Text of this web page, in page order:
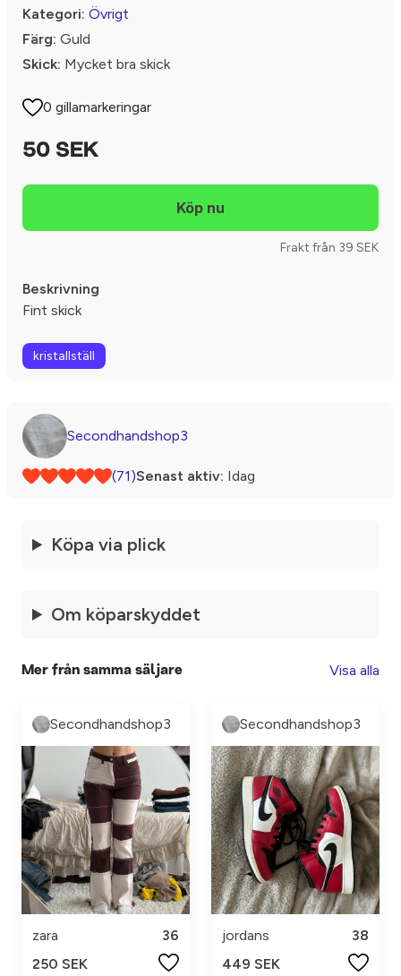
Kategori: Övrigt
Färg: Guld
Skick: Mycket bra skick
0 gillamarkeringar
50 SEK
Frakt från 39 SEK
Beskrivning
Fint skick
kristallställ
Secondhandshop3
(71)Senast aktiv: Idag
Köpa via plick
Om köparskyddet
Mer från samma säljare Visa alla
Secondhandshop3
zara
36
250 SEK
Secondhandshop3
jordans
38
449 SEK